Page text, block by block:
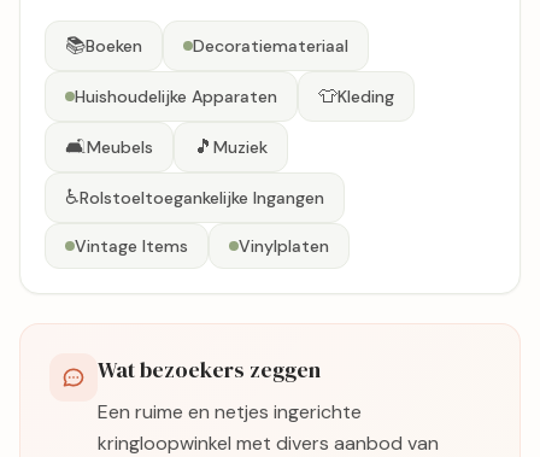
📚Boeken Decoratiemateriaal
Huishoudelijke Apparaten 👕Kleding
🛋️Meubels 🎵 Muziek
♿Rolstoeltoegankelijke Ingangen
Vintage Items Vinylplaten
Wat bezoekers zeggen
Een ruime en netjes ingerichte
kringloopwinkel met divers aanbod van